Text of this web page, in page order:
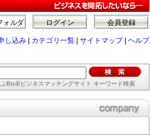
会員登録
ログイン
ォルダ
し込み カテゴリ一覧 サイトマップ| ヘルプ
BtoBビジネスマッチングサイト キーワード検索